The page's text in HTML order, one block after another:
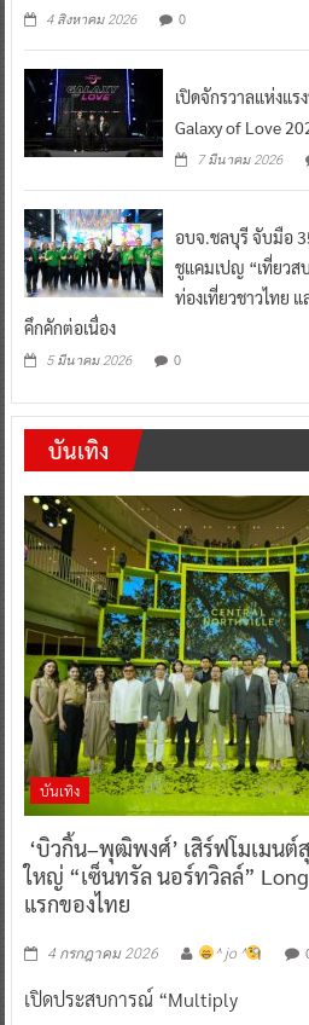
4 สิงหาคม 2026 0
เปิดจักรวาลแห่งแร
Galaxy of Love
7 มีนาคม 2026
อบจ.ชลบุรี จับมือ
ชูแคมเปญ “เที่ยวส
ท่องเที่ยวชาวไทย
คึกคักต่อเนื่อง
5 มีนาคม 2026 0
บันเทิง
บันเทิง
‘บิวกิ้น–พุฒิพงศ์’ เสิร์ฟโมเมนต์
ใหญ่ “เซ็นทรัล นอร์ทวิลล์”
แรกของไทย
4 กรกฎาคม 2026 ^ jo ^
เปิดประสบการณ์ “Multiply